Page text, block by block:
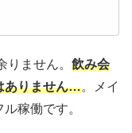
ません。 飲み会
ありません…。メイ
稼働です。